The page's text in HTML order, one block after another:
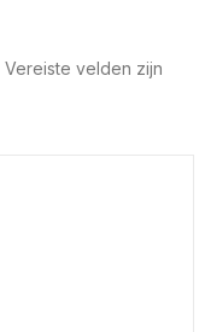
Vereiste velden zijn